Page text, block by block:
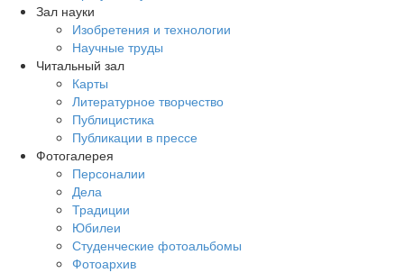
Зал науки
Изобретения и технологии
Научные труды
Читальный зал
Карты
Литературное творчество
Публицистика
Публикации в прессе
Фотогалерея
Персоналии
Дела
Традиции
Юбилеи
Студенческие фотоальбомы
Фотоархив